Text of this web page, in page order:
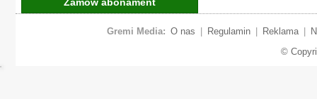
Gremi Media: O nas Regulamin Reklama
©